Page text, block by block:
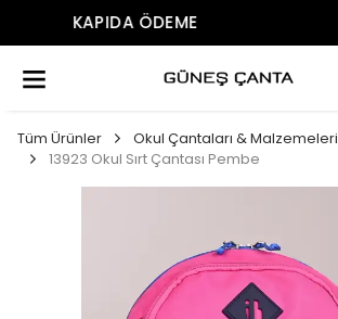
ÜCRETSIZ KARGO
Tüm Ürünler
Okul Çantaları & Malzemeleri
13923 Okul Sırt Çantası Pembe